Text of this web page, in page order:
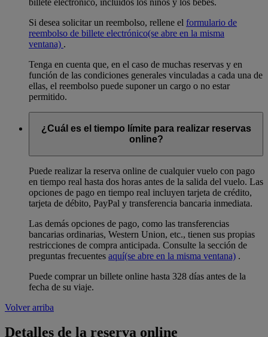
billete electrónico, incluidos los niños y los bebés.
Si desea solicitar un reembolso, rellene el formulario de
reembolso de billete electrónico(se abre en la misma
ventana) .
Tenga en cuenta que, en el caso de muchas reservas y en
función de las condiciones generales vinculadas a cada una de
ellas, el reembolso puede suponer un cargo o no estar
permitido.
¿Cuál es el tiempo límite para realizar reservas
online?
Puede realizar la reserva online de cualquier vuelo con pago
en tiempo real hasta dos horas antes de la salida del vuelo. Las
opciones de pago en tiempo real incluyen tarjeta de crédito,
tarjeta de débito, PayPal y transferencia bancaria inmediata.
Las demás opciones de pago, como las transferencias
bancarias ordinarias, Western Union, etc., tienen sus propias
restricciones de compra anticipada. Consulte la sección de
preguntas frecuentes aquí(se abre en la misma ventana) .
Puede comprar un billete online hasta 328 días antes de la
fecha de su viaje.
Volver arriba
Detalles de la reserva online